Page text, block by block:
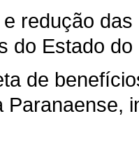
redução
do Estado
de
Paranaense,